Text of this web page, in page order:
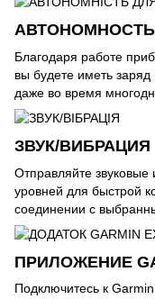
Благодаря работе
вы будете иметь заряд
даже во время
ЗВУК/ВИБРАЦИЯ
Отправляйте
уровней для быстрой
соединении с
ПРИЛОЖЕНИЕ
Подключитесь к